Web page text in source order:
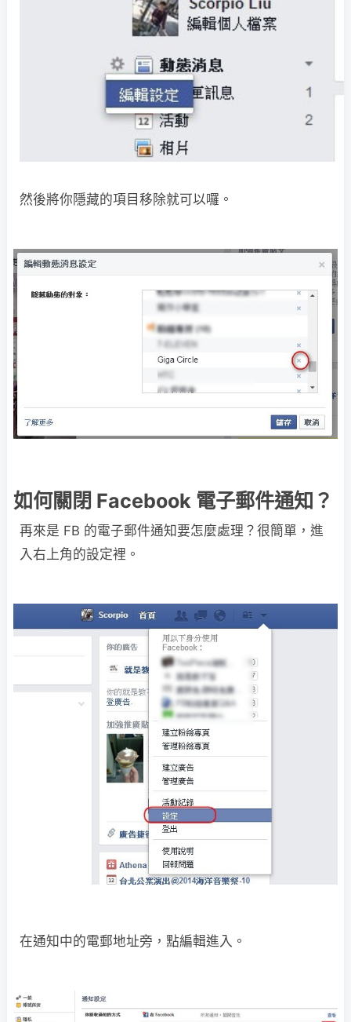
然後將你隱藏的項目移除就可以囉。
如何關閉 Facebook 電子郵件通知？
再來是 FB 的電子郵件通知要怎麼處理？很簡單，進
入右上角的設定裡。
在通知中的電郵地址旁，點編輯進入。